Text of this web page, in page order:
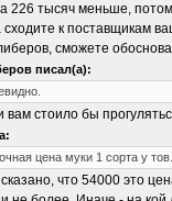
226 тысяч меньше,
сходите к поставщикам
сможете
писал(а):
вам стоило бы
цена муки 1 сорта у
сказано, что 54000 это